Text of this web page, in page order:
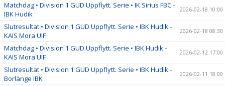
Matchdag • Division 1 GUD Uppflytt. Serie • IK Sirius FBC -
IBK Hudik
2026-02-18 10:00
Slutresultat • Division 1 GUD Uppflytt. Serie • IBK Hudik -
KAIS Mora UIF
2026-02-18 08:30
Matchdag • Division 1 GUD Uppflytt. Serie • IBK Hudik -
KAIS Mora UIF
2026-02-12 17:00
Slutresultat • Division 1 GUD Uppflytt. Serie • IBK Hudik -
Borlänge IBK
2026-02-11 18:00